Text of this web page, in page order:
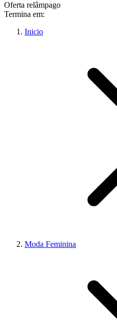
Oferta relâmpago
Termina em:
Inicio
Moda Feminina